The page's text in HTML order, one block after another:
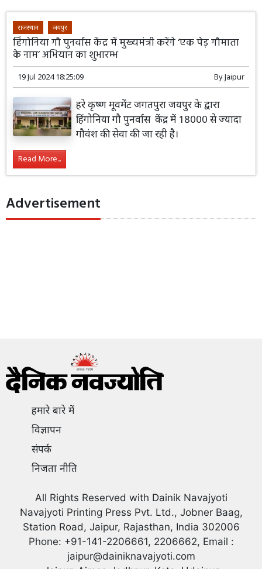
राजस्थान जयपुर
हिंगोनिया गौ पुनर्वास केंद्र में मुख्यमंत्री करेंगे ‘एक पेड़ गौमाता
के नाम’ अभियान का शुभारम्भ
19 Jul 2024 18:25:09 ByJaipur
हरे कृष्ण मूवमेंट जगतपुरा जयपुर के द्वारा
हिंगोनिया गौ पुनर्वास केंद्र में 18000 से ज्यादा
गौवंश की सेवा की जा रही है।
Read More...
Advertisement
हमारे बारे में
विज्ञापन
संपर्क
निजता नीति
All Rights Reserved with Dainik Navajyoti
Navajyoti Printing Press Pvt. Ltd., Jobner Baag,
Station Road, Jaipur, Rajasthan, India 302006
Phone: +91-141-2206661, 2206662, Email :
jaipur@dainiknavajyoti.com